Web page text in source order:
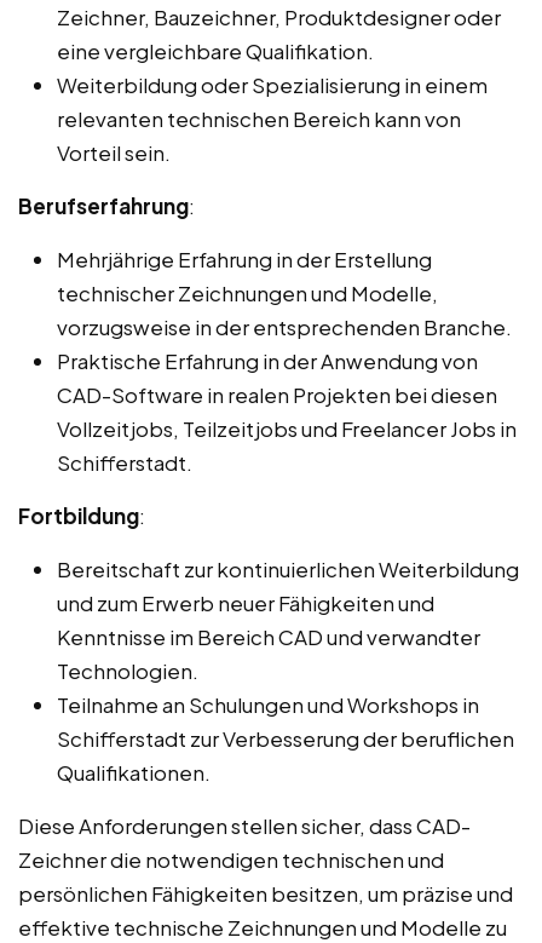
Zeichner, Bauzeichner, Produktdesigner oder
eine vergleichbare Qualifikation.
Weiterbildung oder Spezialisierung in einem
relevanten technischen Bereich kann von
Vorteil sein.
Berufserfahrung:
Mehrjährige Erfahrung in der Erstellung
technischer Zeichnungen und Modelle,
vorzugsweise in der entsprechenden Branche.
Praktische Erfahrung in der Anwendung von
CAD-Software in realen Projekten bei diesen
Vollzeitjobs, Teilzeitjobs und Freelancer Jobs in
Schifferstadt.
Fortbildung:
Bereitschaft zur kontinuierlichen Weiterbildung
und zum Erwerb neuer Fähigkeiten und
Kenntnisse im Bereich CAD und verwandter
Technologien.
Teilnahme an Schulungen und Workshops in
Schifferstadt zur Verbesserung der beruflichen
Qualifikationen.
Diese Anforderungen stellen sicher, dass CAD-
Zeichner die notwendigen technischen und
persönlichen Fähigkeiten besitzen, um präzise und
effektive technische Zeichnungen und Modelle zu